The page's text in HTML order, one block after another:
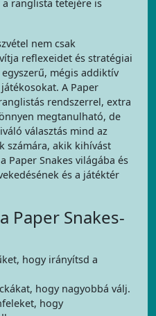
ranglista tetejére is
nem csak
reflexeidet és stratégiai
mégis addiktív
A Paper
rendszerrel, extra
megtanulható, de
választás mind az
számára, akik kihívást
Paper Snakes világába és
és a játéktér
Paper Snakes-
hogy irányítsd a
hogy nagyobbá válj.
hogy